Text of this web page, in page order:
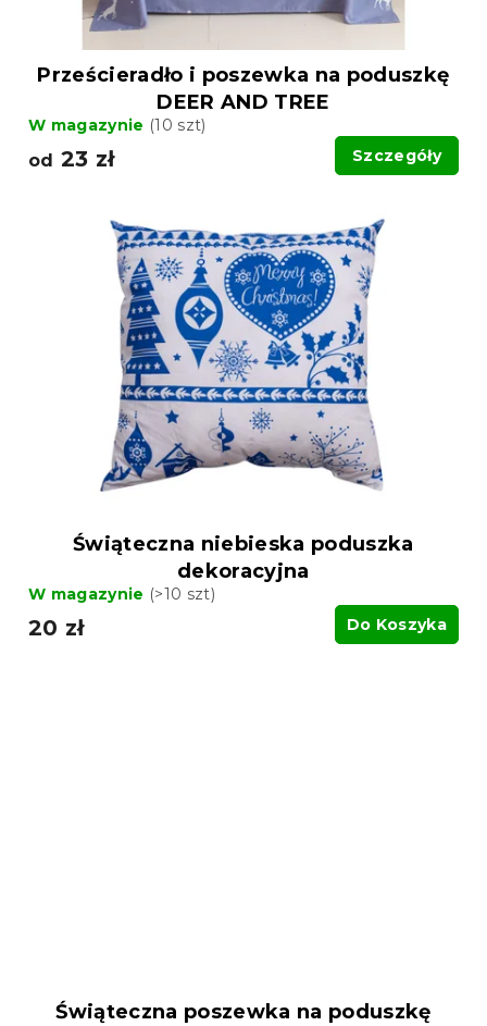
Prześcieradło i poszewka na poduszkę
DEER AND TREE
W magazynie (10 szt)
od 23 zł Szczegóły
Świąteczna niebieska poduszka
dekoracyjna
W magazynie (>10 szt)
20 zł Do Koszyka
Świąteczna poszewka na poduszkę